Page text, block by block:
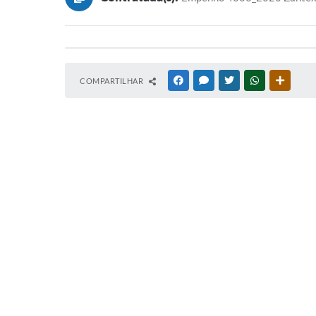
COMPARTILHAR FACEBOOKMESSENGER
TWITTERWHATSAPP